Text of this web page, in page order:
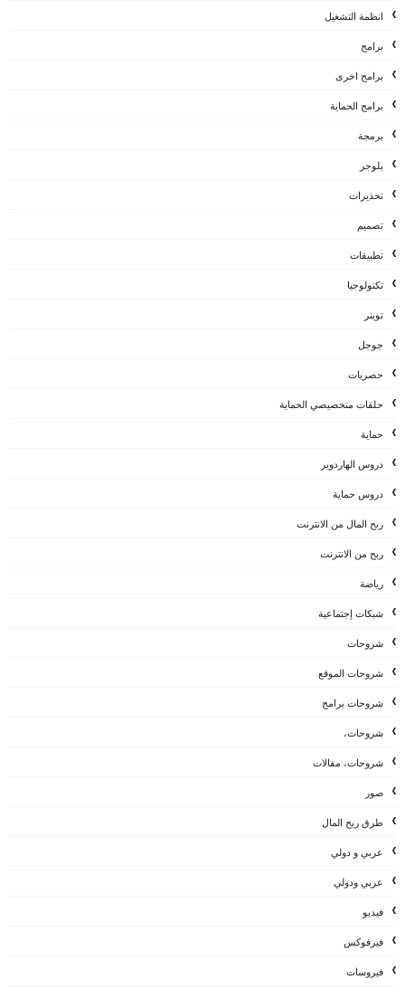
انظمة التشغيل
برامج
برامج اخرى
برامج الحماية
برمجة
بلوجر
تحذيرات
تصميم
تطبيقات
تكنولوجيا
تويتر
جوجل
حصريات
حلقات متخصيصي الحماية
حماية
دروس الهاردوير
دروس حماية
ربح المال من الانترنت
ربح من الانترنت
رياضة
شبكات إجتماعية
شروحات
شروحات الموقع
شروحات برامج
شروحات،
شروحات، مقالات
صور
طرق ربح المال
عربي و دولي
عربي ودولي
فيديو
فيرفوكس
فيروسات